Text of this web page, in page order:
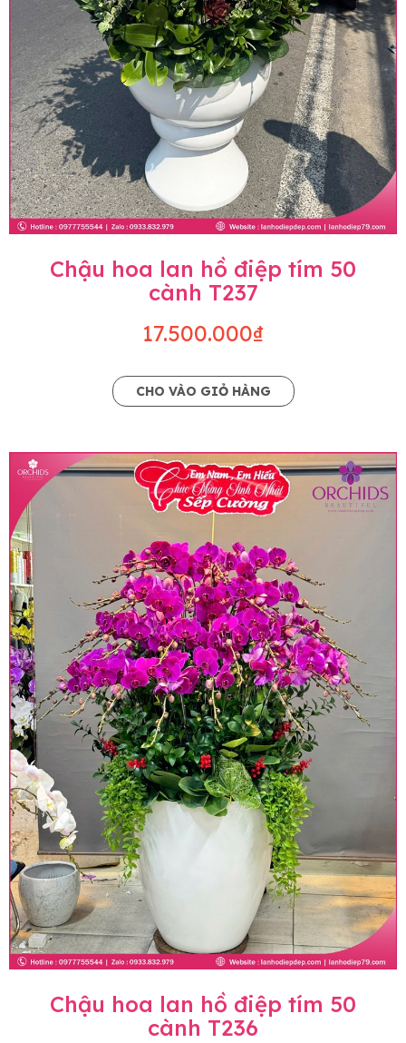
Chậu hoa lan hồ điệp tím 50
cành T237
17.500.000₫
CHO VÀO GIỎ HÀNG
Chậu hoa lan hồ điệp tím 50
cành T236